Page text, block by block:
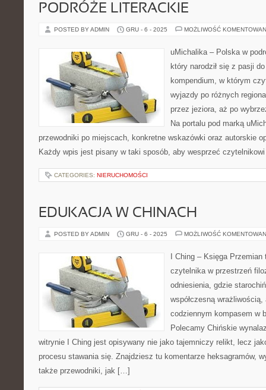
PODRÓŻE LITERACKIE
POSTED BY ADMIN GRU - 6 - 2025 MOŻLIWOŚĆ
uMichalika – Polska w
który narodził się z pasji
kompendium, w którym
wyjazdy po różnych
przez jeziora, aż po
Na portalu pod marką
przewodniki po miejscach, konkretne wskazówki oraz autorskie
Każdy wpis jest pisany w taki sposób, aby wesprzeć
CATEGORIES: NIERUCHOMOŚCI
EDUKACJA W CHINACH
POSTED BY ADMIN GRU - 6 - 2025 MOŻLIWOŚĆ
I Ching – Księga
czytelnika w przestrzeń
odniesienia, gdzie
współczesną
codziennym kompasem w
Polecamy Chińskie
witrynie I Ching jest opisywany nie jako tajemniczy relikt, lecz
procesu stawania się. Znajdziesz tu komentarze heksagramów,
także przewodniki, jak […]